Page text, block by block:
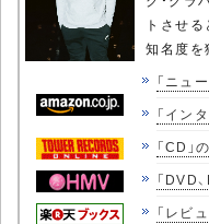
トさせ
知名度
「ニュ
「イン
「CD」
「DVD
「レビ